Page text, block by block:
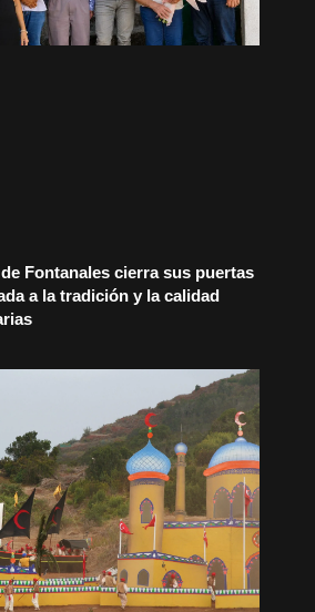
Fontanales cierra sus puertas
a la tradición y la calidad